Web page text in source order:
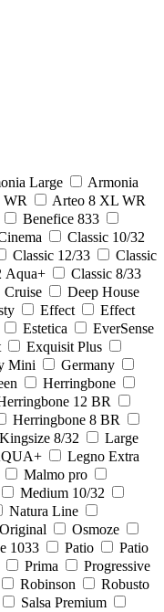
Large
Armonia
WR
Arteo 8 XL WR
Benefice 833
Classic 10/32
Classic 12/33
Classic
Аqua+
Classic 8/33
Cruise
Deep House
Effect
Effect
Estetica
EverSense
Exquisit Plus
Mini
Germany
Herringbone
12 BR
Herringbone 8 BR
Kingsize 8/32
Large
Legno Extra
Malmo pro
Medium 10/32
Natura Line
Original
Osmoze
1033 Patio
Patio
Prima
Progressive
Robinson
Robusto
Salsa Premium